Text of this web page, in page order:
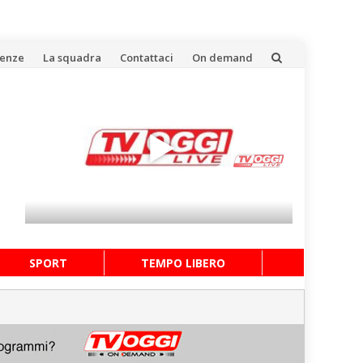
La squadra Contattaci On demand
SPORT TEMPO LIBERO